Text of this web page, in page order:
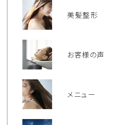
美髪整形
お客様の声
メニュー